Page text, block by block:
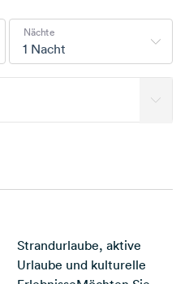
1 Nacht
Nächte
Strandurlaube, aktive
Urlaube und kulturelle